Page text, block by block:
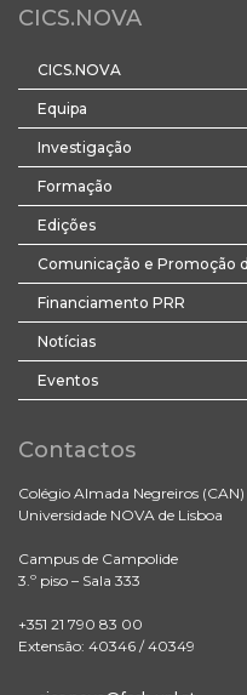
CICS.NOVA
CICS.NOVA
Equipa
Investigação
Formação
Edições
Comunicação e Promoção
Financiamento PRR
Notícias
Eventos
Contactos
Colégio Almada Negreiros (CAN)
Universidade NOVA de Lisboa
Campus de Campolide
3.º piso – Sala 333
+351 21 790 83 00
Extensão: 40346 / 40349